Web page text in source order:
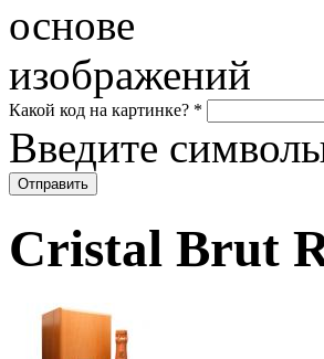
Какой код на картинке? *
Введите
Cristal Brut